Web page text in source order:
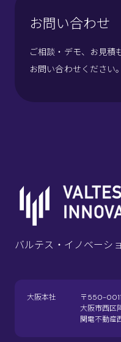
お問い合わせ
ご相談・デモ、お見積
お問い合わせください。
バルテス・イノベーシ
大阪本社
〒550-0011
大阪市西区
関電不動産